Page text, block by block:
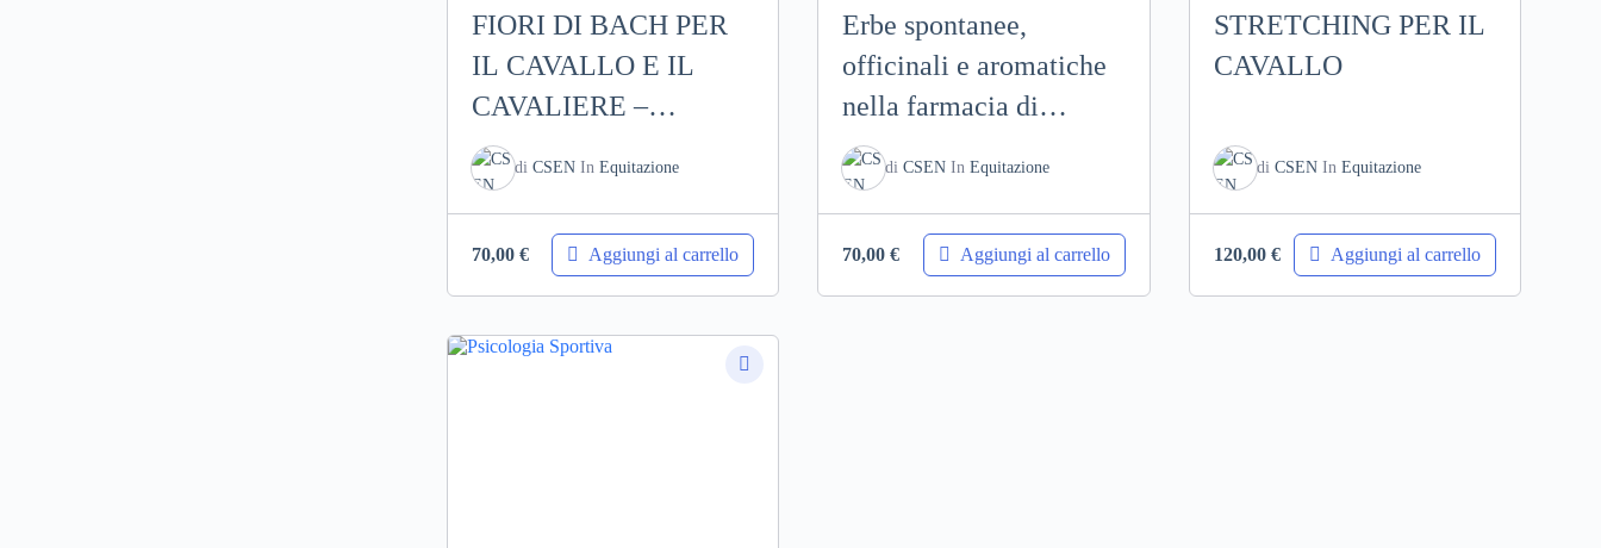
FIORI DI BACH PER
IL CAVALLO E IL
CAVALIERE –
Materiale didattico PDF
diCSEN InEquitazione
70,00€ Aggiungi al carrello
Erbe spontanee,
officinali e aromatiche
nella farmacia di
scuderia – Materiale
didattico PDF
diCSEN InEquitazione
70,00€ Aggiungi al carrello
STRETCHING PER IL
CAVALLO
di CSENIn Equitazione
120,00 € Aggiungi al carrello